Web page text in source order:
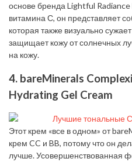
основе бренда Lightful
витамина С, он представляет
которая также визуально
защищает кожу от солнечных
на кожу.
4. bareMinerals
Hydrating Gel Cream
Этот крем «все в одном» от
крем CC и BB, потому что он
лучше. Усовершенствованная